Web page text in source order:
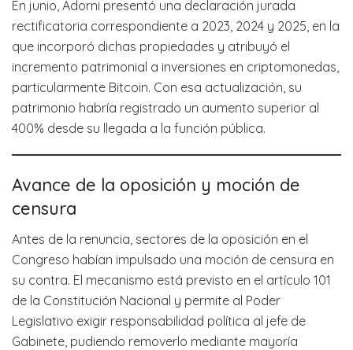
En junio, Adorni presentó una declaración jurada
rectificatoria correspondiente a 2023, 2024 y 2025, en la
que incorporó dichas propiedades y atribuyó el
incremento patrimonial a inversiones en criptomonedas,
particularmente Bitcoin. Con esa actualización, su
patrimonio habría registrado un aumento superior al
400% desde su llegada a la función pública.
Avance de la oposición y moción de
censura
Antes de la renuncia, sectores de la oposición en el
Congreso habían impulsado una moción de censura en
su contra. El mecanismo está previsto en el artículo 101
de la Constitución Nacional y permite al Poder
Legislativo exigir responsabilidad política al jefe de
Gabinete, pudiendo removerlo mediante mayoría